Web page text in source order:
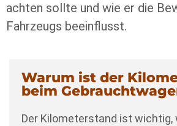
achten sollte und wie er die
Fahrzeugs beeinflusst.
Warum ist der
beim
Der Kilometerstand ist wichtig,